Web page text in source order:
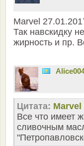
Marvel
Так навскидку
жирность и пр.
Цитата: Marvel
Все что имеет
сливочным